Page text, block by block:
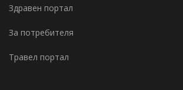
Здравен портал
За потребителя
Травел портал